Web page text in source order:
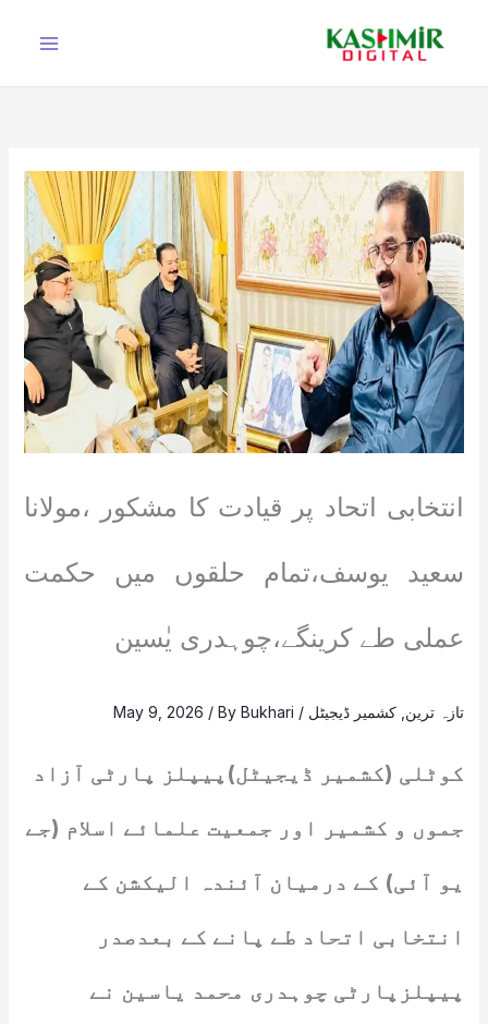
انتخابی اتحاد پر قیادت کا مشکور ،مولانا
سعید یوسف،تمام حلقوں میں حکمت
عملی طے کرینگے،چوہدری یٰسین
تازہ ترین کشمیر ڈیجیٹل /
May 9, 2026 / ByBukhari
کوٹلی (کشمیر ڈیجیٹل)پیپلز پارٹی آزاد
جموں و کشمیر اور جمعیت علمائے اسلام (جے
یو آئی) کے درمیان آئندہ الیکشن کے
انتخابی اتحاد طے پانے کے بعدصدر
پیپلزپارٹی چوہدری محمد یاسین نے